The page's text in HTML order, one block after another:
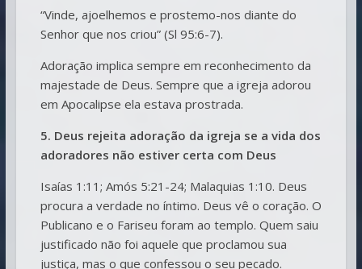
“Vinde, ajoelhemos e prostemo-nos diante do
Senhor que nos criou” (Sl 95:6-7).
Adoração implica sempre em reconhecimento da
majestade de Deus. Sempre que a igreja adorou
em Apocalipse ela estava prostrada.
5. Deus rejeita adoração da igreja se a vida dos
adoradores não estiver certa com Deus
Isaías 1:11; Amós 5:21-24; Malaquias 1:10. Deus
procura a verdade no íntimo. Deus vê o coração. O
Publicano e o Fariseu foram ao templo. Quem saiu
justificado não foi aquele que proclamou sua
justiça, mas o que confessou o seu pecado.